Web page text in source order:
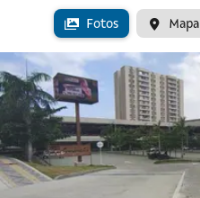
Fotos Mapa